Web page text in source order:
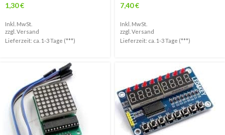
1,30€
Inkl. MwSt.
zzgl. Versand
Lieferzeit: ca. 1-3 Tage (***)
7,40€
Inkl. MwSt.
zzgl. Versand
Lieferzeit: ca. 1-3 Tage (***)